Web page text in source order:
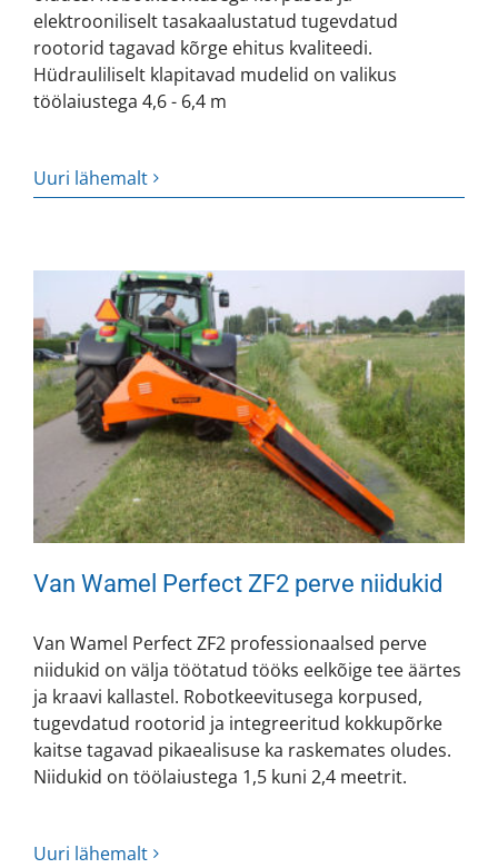
elektrooniliselt tasakaalustatud tugevdatud
rootorid tagavad kõrge ehitus kvaliteedi.
Hüdrauliliselt klapitavad mudelid on valikus
töölaiustega 4,6 - 6,4 m
Uuri lähemalt
Van Wamel Perfect ZF2 perve niidukid
Van Wamel Perfect ZF2 professionaalsed perve
niidukid on välja töötatud tööks eelkõige tee äärtes
ja kraavi kallastel. Robotkeevitusega korpused,
tugevdatud rootorid ja integreeritud kokkupõrke
kaitse tagavad pikaealisuse ka raskemates oludes.
Niidukid on töölaiustega 1,5 kuni 2,4 meetrit.
Uuri lähemalt